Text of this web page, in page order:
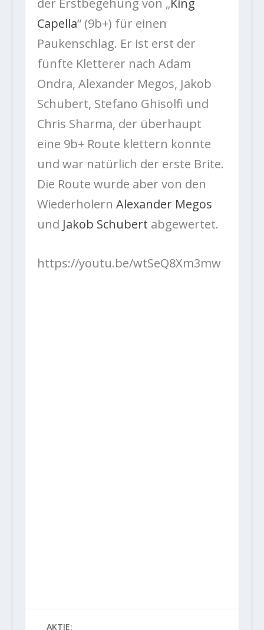
der Erstbegehung von „King
Capella“ (9b+) für einen
Paukenschlag. Er ist erst der
fünfte Kletterer nach Adam
Ondra, Alexander Megos, Jakob
Schubert, Stefano Ghisolfi und
Chris Sharma, der überhaupt
eine 9b+ Route klettern konnte
und war natürlich der erste Brite.
Die Route wurde aber von den
Wiederholern Alexander Megos
und Jakob Schubert abgewertet.
https://youtu.be/wtSeQ8Xm3mw
AKTIE: